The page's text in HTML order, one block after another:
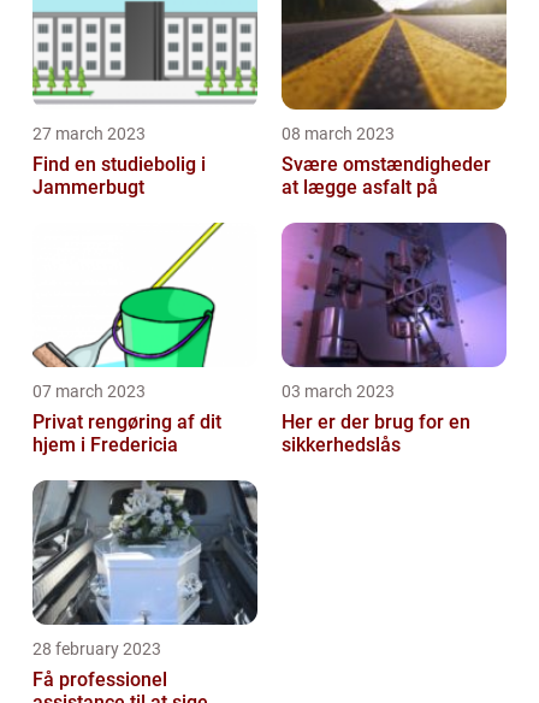
27 march 2023
Find en studiebolig i
Jammerbugt
08 march 2023
Svære omstændigheder
at lægge asfalt på
07 march 2023
Privat rengøring af dit
hjem i Fredericia
03 march 2023
Her er der brug for en
sikkerhedslås
28 february 2023
Få professionel